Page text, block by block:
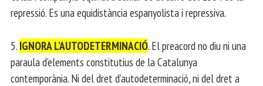
repressió. Es una equidistància espanyolista i repressiva.
5. IGNORA L’AUTODETERMINACIÓ. El preacord no diu ni una
paraula d’elements constitutius de la Catalunya
contemporània. Ni del dret d’autodeterminació, ni del dret a